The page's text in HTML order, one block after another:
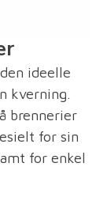
ideelle
kverning.
brennerier
for sin
for enkel